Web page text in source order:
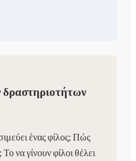
δραστηριοτήτων
ένας φίλος; Πώς
να γίνουν φίλοι θέλει